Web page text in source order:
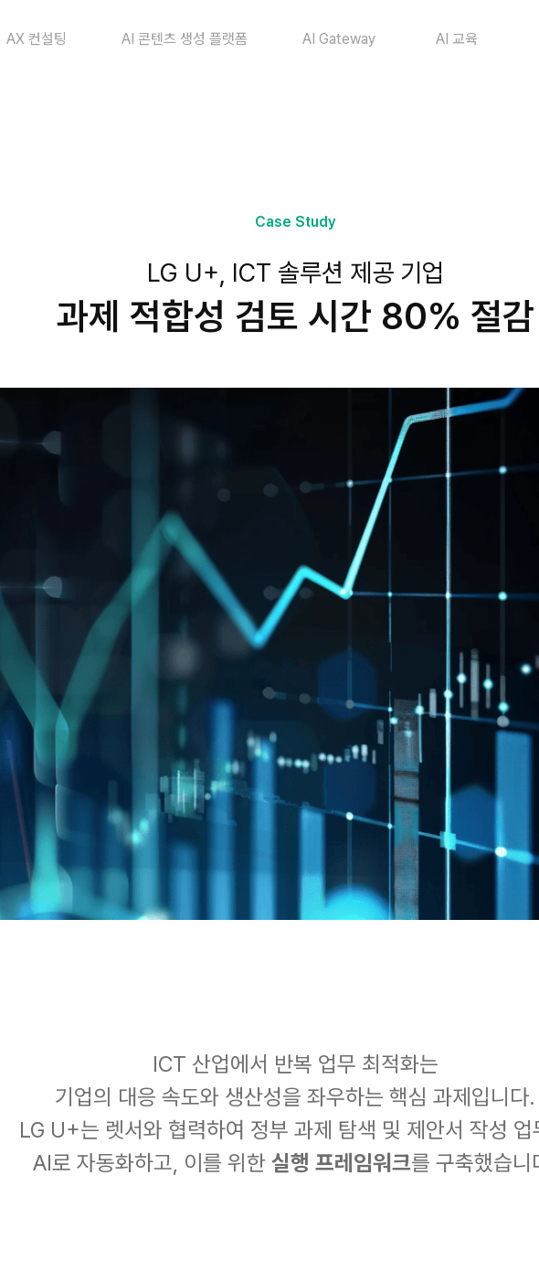
AX 컨설팅 AI 콘텐츠 생성 플랫폼 AI Gateway AI 교육
Case Study
LG U+, ICT 솔루션 제공 기업
과제 적합성 검토 시간 80% 절감
ICT 산업에서 반복 업무 최적화는
기업의 대응 속도와 생산성을 좌우하는 핵심 과제입니다.
LG U+는 렛서와 협력하여 정부 과제 탐색 및 제안서 작성 업
AI로 자동화하고, 이를 위한 실행 프레임워크를 구축했습니